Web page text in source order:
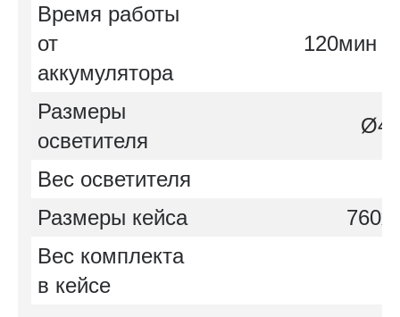
Время работы
от
аккумулятора
120мин
Размеры
осветителя
Вес осветителя
Размеры кейса
Вес комплекта
в кейсе